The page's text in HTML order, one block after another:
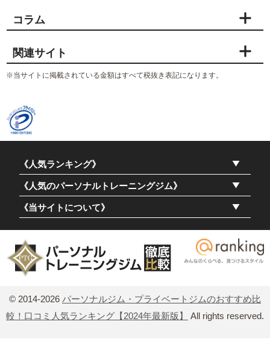
コラム
関連サイト
※当サイトに掲載されている金額はすべて税抜き表記になります。
《人気ランキング》
《人気のパーソナルトレーニングジム》
《当サイトについて》
© 2014-2026 パーソナルジム・プライベートジムのおすすめ比
較！口コミ人気ランキング【2024年最新版】
All rights reserved.